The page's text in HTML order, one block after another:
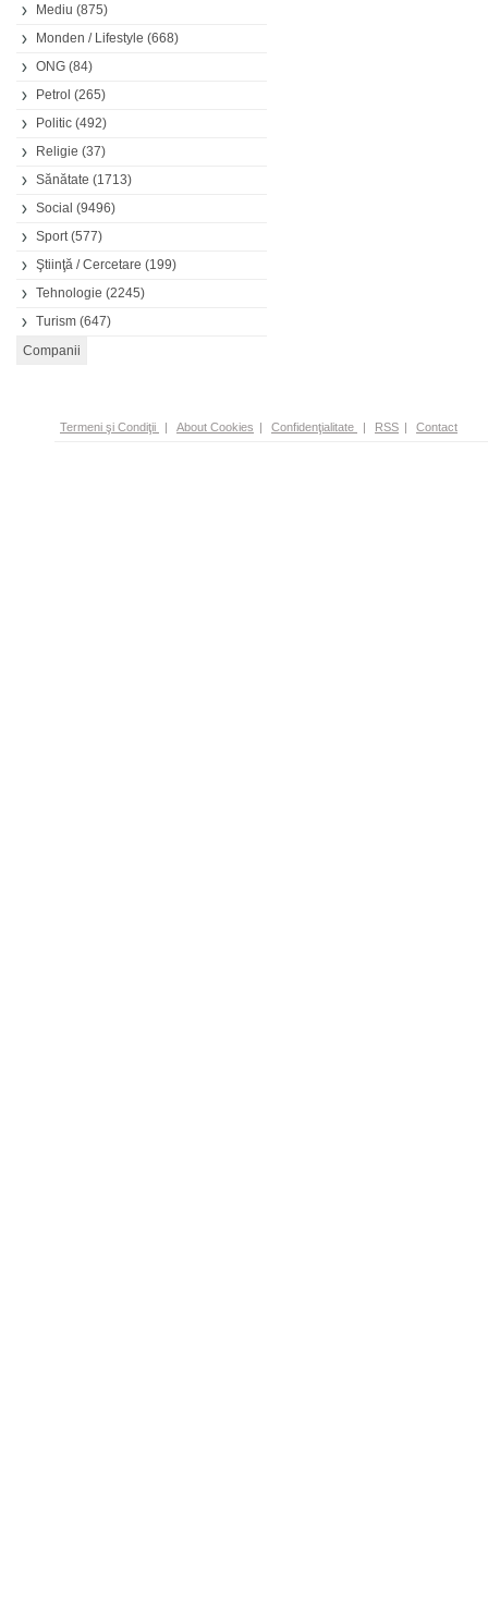
Mediu (875)
Monden / Lifestyle (668)
ONG (84)
Petrol (265)
Politic (492)
Religie (37)
Sănătate (1713)
Social (9496)
Sport(577)
Ştiinţă / Cercetare (199)
Tehnologie (2245)
Turism (647)
Termeni şi Condiţii | About Cookies | Confidenţialitate | RSS | Contact